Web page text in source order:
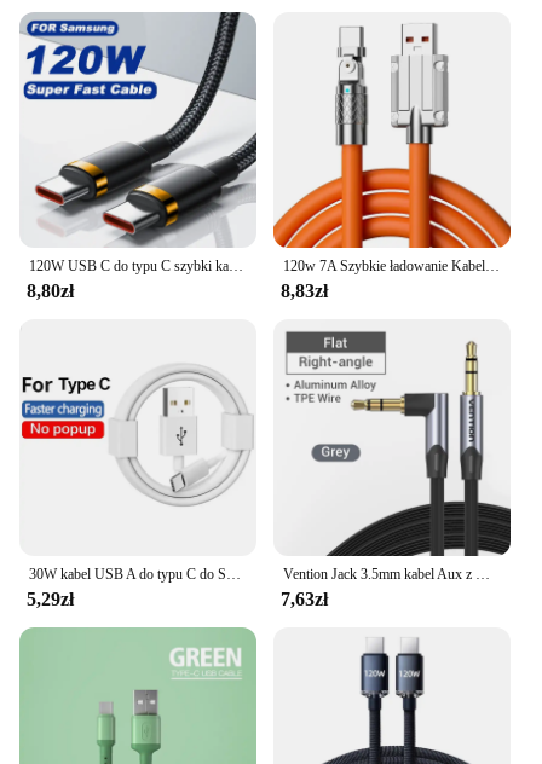
120W USB C do typu C szybki kabel ładujący pleciony kabel do transmisji danych typu C do iPhone'a 15 Pro Max Samsung Galaxy S24 S23 Ultra 22
8,80zł
120w 7A Szybkie ładowanie Kabel USB typu C do transmisji danych Obrotowy o 180 stopni kabel kolankowy do gier do ładowarki telefonu komórkowego Xiaomi Kabel USB do transmisji danych
8,83zł
30W kabel USB A do typu C do Samsung Galaxy s8s10 Htc Xiaomi Huawei android telefon 2A szybkie ładowanie ładowarka akcesoria do kabla 1M
5,29zł
Vention Jack 3.5mm kabel Aux z męskiego na męskie 3.5mm kabel Audio Jack dla JBL Xiaomi Oneplus słuchawki kabel głośnikowy przewód samochodowy Aux
7,63zł